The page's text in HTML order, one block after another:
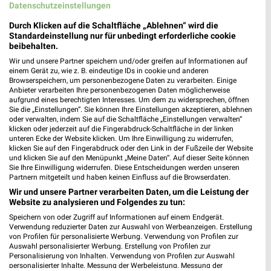
3,8 km
Angebote ab 06.08.
Gültig bis Mi. 12.08.
5,1 km
Büro Spezial
Gültig bis Fr. 14.08.
XXXLutz XXXLutz
Datenschutzeinstellungen
Durch Klicken auf die Schaltfläche „Ablehnen“ wird die
Standardeinstellung nur für unbedingt erforderliche cookie
beibehalten.
Wir und unsere Partner speichern und/oder greifen auf Informationen auf
einem Gerät zu, wie z. B. eindeutige IDs in cookie und anderen
Browserspeichern, um personenbezogene Daten zu verarbeiten. Einige
Anbieter verarbeiten Ihre personenbezogenen Daten möglicherweise
aufgrund eines berechtigten Interesses. Um dem zu widersprechen, öffnen
Sie die „Einstellungen“. Sie können Ihre Einstellungen akzeptieren, ablehnen
oder verwalten, indem Sie auf die Schaltfläche „Einstellungen verwalten“
klicken oder jederzeit auf die Fingerabdruck-Schaltfläche in der linken
unteren Ecke der Website klicken. Um Ihre Einwilligung zu widerrufen,
klicken Sie auf den Fingerabdruck oder den Link in der Fußzeile der Website
und klicken Sie auf den Menüpunkt „Meine Daten“. Auf dieser Seite können
Sie Ihre Einwilligung widerrufen. Diese Entscheidungen werden unseren
Partnern mitgeteilt und haben keinen Einfluss auf die Browserdaten.
Wir und unsere Partner verarbeiten Daten, um die Leistung der
Website zu analysieren und Folgendes zu tun:
Speichern von oder Zugriff auf Informationen auf einem Endgerät.
Verwendung reduzierter Daten zur Auswahl von Werbeanzeigen. Erstellung
von Profilen für personalisierte Werbung. Verwendung von Profilen zur
Auswahl personalisierter Werbung. Erstellung von Profilen zur
Personalisierung von Inhalten. Verwendung von Profilen zur Auswahl
personalisierter Inhalte. Messung der Werbeleistung. Messung der